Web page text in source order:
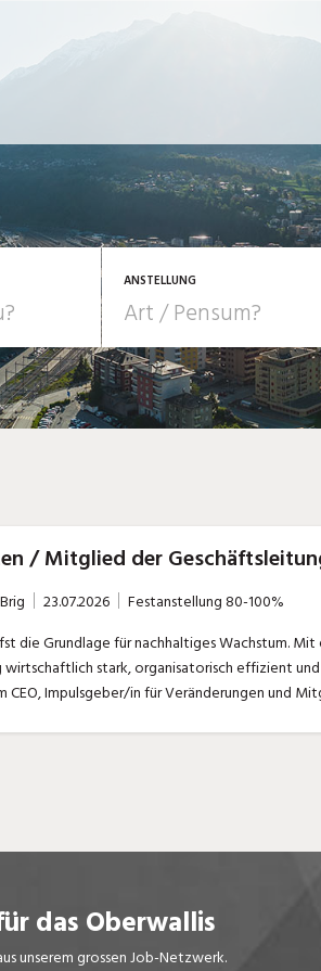
ANSTELLUNG
10-100%
Ferienjob
Handwerk, Elektro
Controlling, Treuhand,
Immobilien, Facility Management,
Berufe, Kundendienst,
/ Mitglied der
Brig 23.07.2026 Festanstellung80-100%
wirtschaftlich stark, organisatorisch effizient
das Oberwallis
unserem grossen Job-Netzwerk.